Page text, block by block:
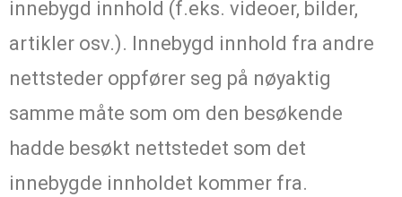
innebygd innhold (f.eks. videoer, bilder,
artikler osv.). Innebygd innhold fra andre
nettsteder oppfører seg på nøyaktig
samme måte som om den besøkende
hadde besøkt nettstedet som det
innebygde innholdet kommer fra.